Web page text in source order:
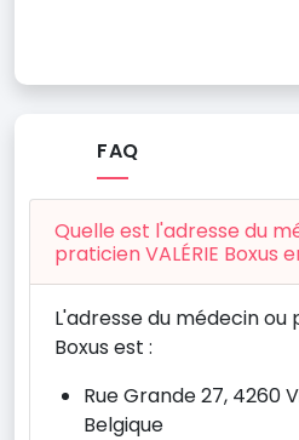
FAQ
Quelle est l'adresse du
praticien VALÉRIE Boxus
L'adresse du médecin ou
Boxus est :
Rue Grande 27, 4260
Belgique